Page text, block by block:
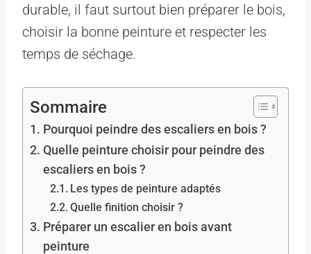
durable, il faut surtout bien préparer le bois,
choisir la bonne peinture et respecter les
temps de séchage.
Sommaire
Pourquoi peindre des escaliers en bois ?
Quelle peinture choisir pour peindre des
escaliers en bois ?
Les types de peinture adaptés
Quelle finition choisir ?
Préparer un escalier en bois avant
peinture